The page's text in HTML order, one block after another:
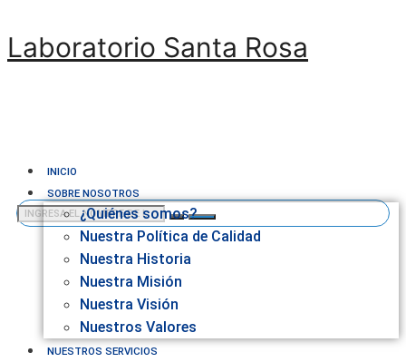
Laboratorio Santa Rosa
INICIO
SOBRE NOSOTROS
¿Quiénes somos?
Nuestra Política de Calidad
Nuestra Historia
Nuestra Misión
Nuestra Visión
Nuestros Valores
NUESTROS SERVICIOS